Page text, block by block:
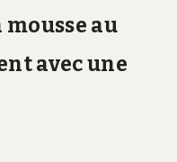
au
avec une